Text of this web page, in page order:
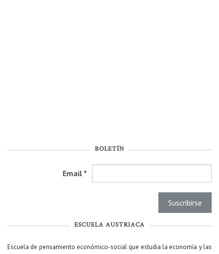
BOLETÍN
Email *
ESCUELA AUSTRIACA
Escuela de pensamiento económico-social que estudia la economía y las